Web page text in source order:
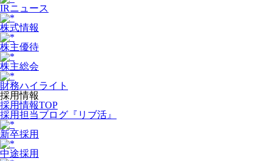
IRニュース
株式情報
株主優待
株主総会
財務ハイライト
採用情報
採用情報TOP
採用担当ブログ『リブ活』
新卒採用
中途採用